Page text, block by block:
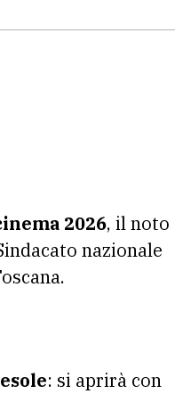
2026, il noto
nazionale
: si aprirà con